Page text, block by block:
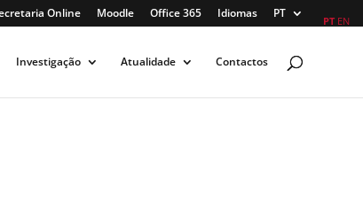
Online Moodle Office 365 Idiomas PT
Investigação Atualidade Contactos
PT EN